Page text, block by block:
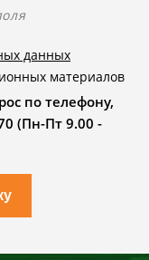
данных
материалов
по телефону,
(Пн-Пт 9.00 -